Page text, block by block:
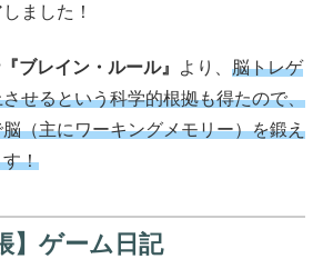
ました！
ブレイン・ルール』 より、 脳トレゲ
せるという科学的根拠も得たので、
（主にワーキングメモリー）を鍛え
！
】ゲーム日記